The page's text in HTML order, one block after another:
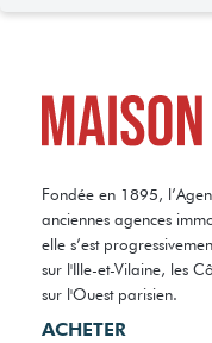
Fondée en 1895,
anciennes agences
elle s’est
sur l'Ille-et-Vilaine, les
sur l'Ouest parisien.
ACHETER